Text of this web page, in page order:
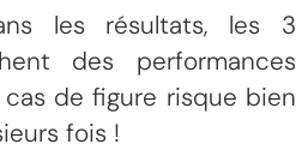
les résultats, les 3
des performances
de figure risque bien
fois !